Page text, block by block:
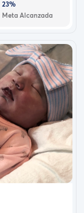
23%
Meta Alcanzada